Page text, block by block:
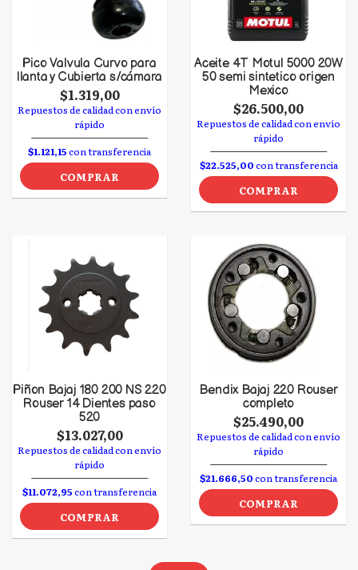
Pico Valvula Curvo para
llanta y Cubierta s/cámara
$1.319,00
Repuestos de calidad con envío
rápido
$1.121,15con transferencia
COMPRAR
Aceite 4T Motul 5000 20W
50 semi sintetico origen
Mexico
$26.500,00
Repuestos de calidad con envío
rápido
$22.525,00con transferencia
COMPRAR
Piñon Bajaj 180 200 NS 220
Rouser 14 Dientes paso
520
$13.027,00
Repuestos de calidad con envío
rápido
$11.072,95con transferencia
COMPRAR
Bendix Bajaj 220 Rouser
completo
$25.490,00
Repuestos de calidad con envío
rápido
$21.666,50con transferencia
COMPRAR